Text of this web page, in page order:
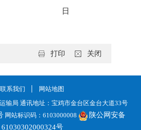
日
关闭
打印
联系我们
网站地图
输局 通讯地址：宝鸡市金台区金台大道33号
网站标识码：6103000008
陕公网安备
61030302000324号